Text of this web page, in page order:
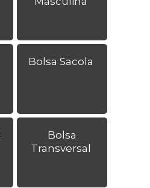
Bolsa Sacola
Bolsa
Transversal